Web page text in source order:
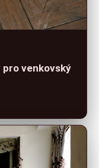
pro venkovský